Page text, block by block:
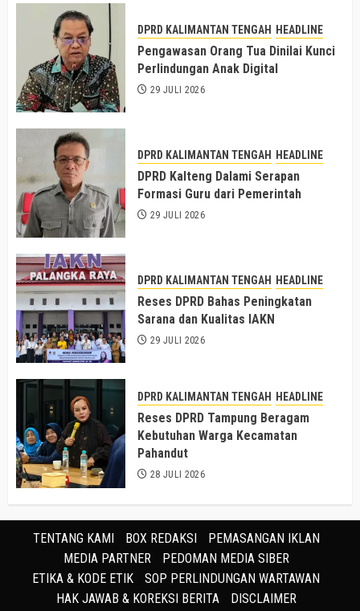
DPRD KALIMANTAN TENGAH HEADLINE
Pengawasan Orang Tua Dinilai Kunci
Perlindungan Anak Digital
29 JULI 2026
DPRD KALIMANTAN TENGAH HEADLINE
DPRD Kalteng Dalami Serapan
Formasi Guru dari Pemerintah
29 JULI 2026
DPRD KALIMANTAN TENGAH HEADLINE
Reses DPRD Bahas Peningkatan
Sarana dan Kualitas IAKN
29 JULI 2026
DPRD KALIMANTAN TENGAH HEADLINE
Reses DPRD Tampung Beragam
Kebutuhan Warga Kecamatan
Pahandut
28 JULI 2026
TENTANG KAMI BOX REDAKSI
PEMASANGAN IKLAN
MEDIA PARTNER
PEDOMAN MEDIA SIBER
ETIKA & KODE ETIK
SOP PERLINDUNGAN WARTAWAN
HAK JAWAB & KOREKSI BERITA
DISCLAIMER